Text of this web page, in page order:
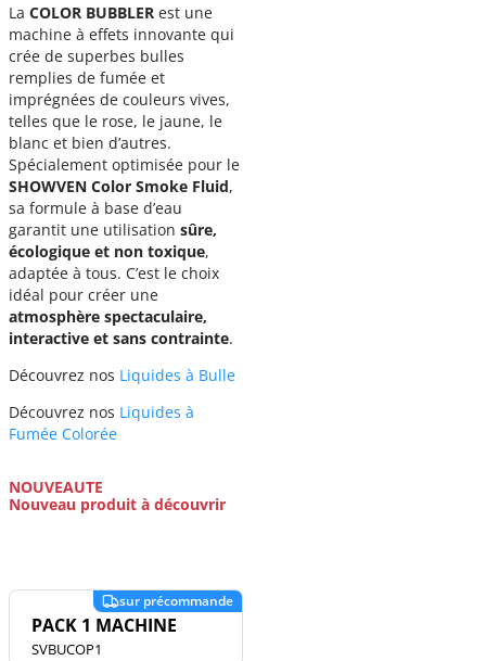
La COLOR BUBBLER est une
machine à effets innovante qui
crée de superbes bulles
remplies de fumée et
imprégnées de couleurs vives,
telles que le rose, le jaune, le
blanc et bien d’autres.
Spécialement optimisée pour le
SHOWVEN Color Smoke Fluid,
sa formule à base d’eau
garantit une utilisation sûre,
écologique et non toxique,
adaptée à tous. C’est le choix
idéal pour créer une
atmosphère spectaculaire,
interactive et sans contrainte.
Découvrez nos Liquides à Bulle
Découvrez nos Liquides à
Fumée Colorée
NOUVEAUTE
Nouveau produit à découvrir
PACK 1 MACHINE
SVBUCOP1